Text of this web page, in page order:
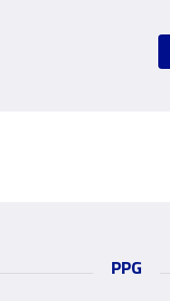
PPG